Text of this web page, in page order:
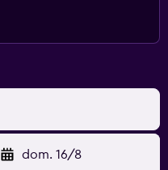
dom. 16/8